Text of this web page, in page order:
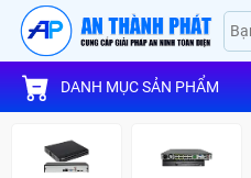
DANH MỤC SẢN PHẨM